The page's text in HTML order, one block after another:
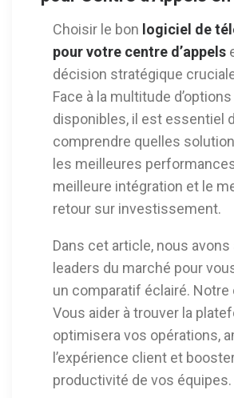
Choisir le bon logiciel de
pour votre centre d’appels
décision stratégique
Face à la multitude d’options
disponibles, il est essentiel
comprendre quelles
les meilleures
meilleure intégration et le
retour sur investissement.
Dans cet article, nous avons
leaders du marché pour
un comparatif éclairé.
Vous aider à trouver la
optimisera vos opérations,
l’expérience client et
productivité de vos équipes.